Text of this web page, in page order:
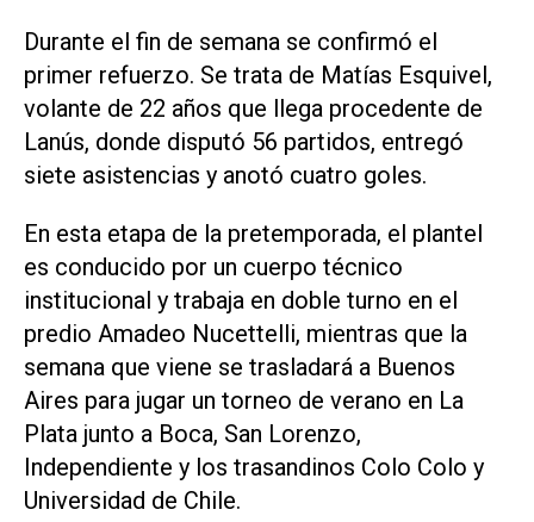
Durante el fin de semana se confirmó el
primer refuerzo. Se trata de Matías Esquivel,
volante de 22 años que llega procedente de
Lanús, donde disputó 56 partidos, entregó
siete asistencias y anotó cuatro goles.
En esta etapa de la pretemporada, el plantel
es conducido por un cuerpo técnico
institucional y trabaja en doble turno en el
predio Amadeo Nucettelli, mientras que la
semana que viene se trasladará a Buenos
Aires para jugar un torneo de verano en La
Plata junto a Boca, San Lorenzo,
Independiente y los trasandinos Colo Colo y
Universidad de Chile.